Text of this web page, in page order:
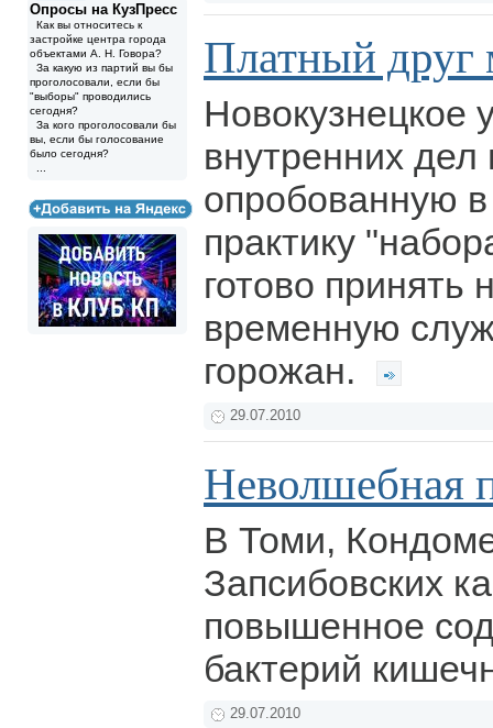
Опросы на КузПресс
Как вы относитесь к
застройке центра города
объектами А. Н. Говора?
За какую из партий вы бы
проголосовали, если бы
"выборы" проводились
сегодня?
За кого проголосовали бы
вы, если бы голосование
было сегодня?
Платный друг
Новокузнецкое
внутренних дел
опробованную
практику
готово
временную
горожан.
29.07.2010
Неволшебная
В Томи,
Запсибовских
повышенное
бактерий
29.07.2010